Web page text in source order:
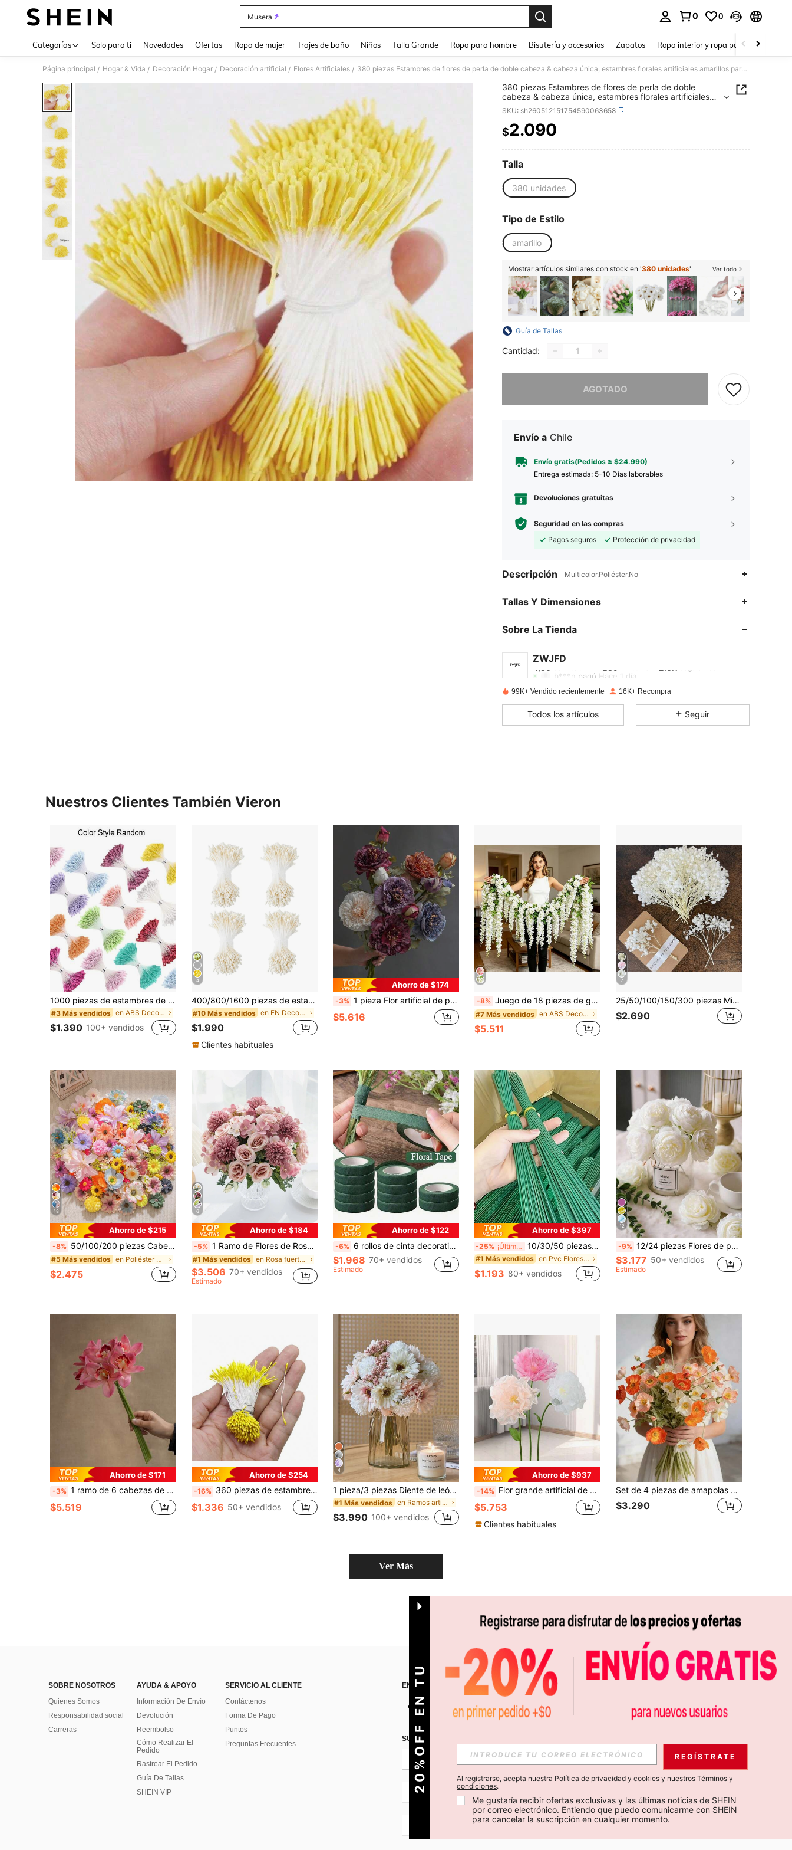
Musera
0 0
Categorías Solo para ti Novedades Ofertas Ropa de mujer Trajes de baño Niños Talla Grande Ropa para hombre Bisutería y accesorios Zapatos Ropa interior y ropa para dormir
Página principal / Hogar & Vida / Decoración Hogar / Decoración artificial / Flores Artificiales / 380 piezas Estambres de flores de perla de doble cabeza & cabeza única, estambres florales artificiales amarillos para decoración de pasteles, DIY hecho a mano
380 piezas Estambres de flores de perla de doble
cabeza & cabeza única, estambres florales artificiales
amarillos para decoración de pasteles, DIY hecho a
mano
SKU: sh260512151754590063658
PRICE AND AVAILABILITY
$2.090
Talla
380 unidades
Tipo de Estilo
amarillo
Mostrar artículos similares con stock en '380 unidades' Ver todo
Guía de Tallas
Cantidad:
AGOTADO
Lo sentimos, este producto está agotado.
Envío a Chile
Envío gratis(Pedidos ≥ $24.990)
Entrega estimada: 5-10 Días laborables
Devoluciones gratuitas
Seguridad en las compras
Pagos seguros
Protección de privacidad
Descripción Multicolor,Poliéster,No
Tallas Y Dimensiones
Sobre La Tienda
ZWJFD
4,80
4,80Calificación
b***n pagó Hace 1 día
4,80 2.6K
4,80 2.6K
99K+ Vendido recientemente 16K+ Recompra
Todos los artículos Seguir
Nuestros Clientes También Vieron
1000 piezas de estambres de flores artificiales, tallos de flores mate, estambres de doble cabeza, estambres de flores de perlas. Materiales de manualidades DIY, decoración de bodas, suministros de scrapbooking, fabricación de flores artificiales, sugarcraft. Decoración de ramos de novia, accesorios para el cabello DIY, scrapbooking y elaboración de tarjetas, decoración de fiestas en el hogar, sugarcraft y decoración de pasteles, coronas y guirnaldas DIY
#3 Más vendidos en ABS Decoraciones artificiales&Decoraciones arti
$1.390 100+ vendidos
4
400/800/1600 piezas de estambres de flores artificiales, estambres de flores de perlas falsas, manualidades y decoración floral para el hogar, adecuados para arreglos florales de bodas, decoración casera hecha a mano, Pascua, Día de la Madre, Día del Padre y talla grande
#10 Más vendidos en EN Decoraciones artificiales&Decoraciones artif
$1.990
Clientes habituales
Ahorro de $174
-3% 1 pieza Flor artificial de peonía vintage de 2 cabezas, arreglo floral de peonía estilo europeo, decoración del hogar, accesorio de fotografía
$5.616
-8% Juego de 18 piezas de guirnalda de flores artificiales con enredadera de rosas blancas y flores blancas colgantes, decoración elegante para arco de boda, techo y pared, flores falsas sin riego ni mantenimiento, para patio y gazebo
#7 Más vendidos en ABS Decoraciones artificiales&Decoraciones arti
$5.511
7
25/50/100/150/300 piezas Mini Flores de Gipsófila y Otras Flores Artificiales - Para Arte de Moldes de Resina y Manualidades, Utilizadas para Accesorios para el Cabello, Coronas de Boda, Flores de Mesa, Decoración del Hogar, Etc.
$2.690
18
Ahorro de $215
-8% 50/100/200 piezas Cabezas de flores artificiales, flores sintéticas pequeñas/medianas/grandes, flores falsas mini, flores de margarita, adecuadas para manualidades de boda, decoración del hogar, fiestas y talla grande
#5 Más vendidos en Poliéster Flores Artificiales
$2.475
6
Ahorro de $184
-5% 1 Ramo de Flores de Rosa Artificial con Hortensia de Seda, Adecuado para Boda, Hogar, Restaurante, Dormitorio, Decoración de Jarrón, Suministros para Fiesta de Cumpleaños, Regalo del Día de San Valentín, Decoración de Otoño, Regalo de Graduación (Debido a la Iluminación y la Pantalla, el Producto Real Puede Tener una Ligera Diferencia de Color, Por Favor Compre de Acuerdo a sus Necesidades)
#1 Más vendidos en Rosa fuerte Decoraciones artificiales&Decoracio
$3.506 70+ vendidos
Estimado
Ahorro de $122
-6% 6 rollos de cinta decorativa floral verde, material para envolver tallos de ramos de boda, material de embalaje para ramos de florería para el Día de San Valentín, Día de la Madre, Día del Padre, material de embalaje y decoración floral, cinta adhesiva específica para arreglos florales, suministros para bodas, cinta floral, cinta específica para flores frescas, cinta adhesiva específica para arreglos florales, embalaje de tallos de ramos, ramos de boda, regalo de cumpleaños, graduación, ceremonia
$1.968 70+ vendidos
Estimado
Ahorro de $397
-25% ¡Últimos 3 días 10/30/50 piezas Tallos de flores artificiales de 2mm, alambre floral hecho a mano, tallos de flores verdes realistas, adecuados para decoración de bodas y del hogar DIY, accesorios de decoración de cabezas de flores y manualidades hechas a mano, suministros de tallos de flores para arreglos florales
#1 Más vendidos en Pvc Flores Artificiales
$1.193 80+ vendidos
12
-9% 12/24 piezas Flores de peonía artificiales con tallos, adecuadas para decoración de bodas y fiestas, decoración de pasteles, decoración de sala de estar y mesa de comedor, plantas artificiales, decoración de otoño, decoración de habitaciones, decoración de escritorios, decoración de jardines y talla grande.
$3.177 50+ vendidos
Estimado
Ahorro de $171
-3% 1 ramo de 6 cabezas de flores de orquídea artificial, flores falsas de alta gama para decoración de sala de estar, ramo de boda
$5.519
Ahorro de $254
-16% 360 piezas de estambres de flores de perlas falsas de 1 mm, adecuados para arreglos florales y manualidades DIY, centros de flores de perlas falsas, materiales DIY para decoración del hogar, de vuelta a la escuela y el Día de San Valentín
$1.336 50+ vendidos
4
1 pieza/3 piezas Diente de león artificial, peonía, ramo de flores de seda margarita, ramo de novia para boda, decoración para el hogar, oficina, baño, cocina, mesa de comedor, Día de San Valentín, cumpleaños, graduación, decoración de otoño
#1 Más vendidos en Ramos artificiales Decoraciones artificiales&De
$3.990 100+ vendidos
Ahorro de $937
-14% Flor grande artificial de peonía roja de gasa y peonía simulada hecha a mano para decoración del hogar, boda, escenario de fotografía, decoración de ventana
$5.753
Clientes habituales
Set de 4 piezas de amapolas artificiales, margaritas, amapolas, islandesas - Vívidas y realistas, decoración del hogar DIY, boda, fiesta, decoración estacional, accesorios de fotografía, adecuadas para mesa de comedor, sala de estar, hogar, decoración interior/exterior, oficina, estantería, hotel, regalo del día de la madre, día del maestro, decoración navideña, plástico duradero, sin mantenimiento, decoración para todo el año, arte, decoración del hogar adecuada para varios tipos de habitaciones
$3.290
Ver Más
SOBRE NOSOTROS
Quienes Somos
Responsabilidad social
Carreras
AYUDA & APOYO
Información De Envío
Devolución
Reembolso
Cómo Realizar El
Pedido
Rastrear El Pedido
Guía De Tallas
SHEIN VIP
SERVICIO AL CLIENTE
Contáctenos
Forma De Pago
Puntos
Preguntas Frecuentes
ENCUÉNTRANOS EN APP
SUSCRÍBETE PARA RECIBIR OFERTAS EXCLUSIVAS, PROMOCIONES Y NOTICIAS DE SHEIN
Suscribir
CL + 56
2
0
%
O
F
F
E
N
T
U
P
R
I
M
E
R
P
E
D
I
D REGÍSTRATE
Al registrarse, acepta nuestra Política de privacidad y cookies y nuestros Términos y
condiciones.
Me gustaría recibir ofertas exclusivas y las últimas noticias de SHEIN
por correo electrónico. Entiendo que puedo comunicarme con SHEIN
para cancelar la suscripción en cualquier momento.